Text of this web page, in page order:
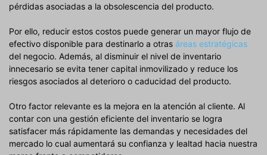
pérdidas asociadas a la obsolescencia del producto.
Por ello, reducir estos costos puede generar un mayor flujo de
efectivo disponible para destinarlo a otras áreas estratégicas
del negocio. Además, al disminuir el nivel de inventario
innecesario se evita tener capital inmovilizado y reduce los
riesgos asociados al deterioro o caducidad del producto.
Otro factor relevante es la mejora en la atención al cliente. Al
contar con una gestión eficiente del inventario se logra
satisfacer más rápidamente las demandas y necesidades del
mercado lo cual aumentará su confianza y lealtad hacia nuestra